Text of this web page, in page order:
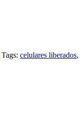
Tags: celulares liberados,